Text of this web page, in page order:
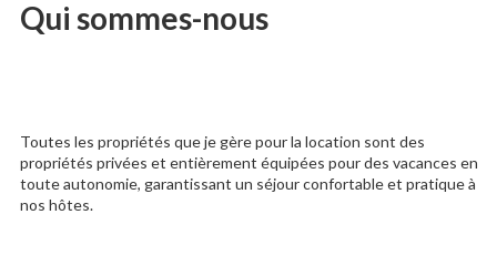
Qui sommes-nous
Toutes les propriétés que je gère pour la location sont des
propriétés privées et entièrement équipées pour des vacances en
toute autonomie, garantissant un séjour confortable et pratique à
nos hôtes.